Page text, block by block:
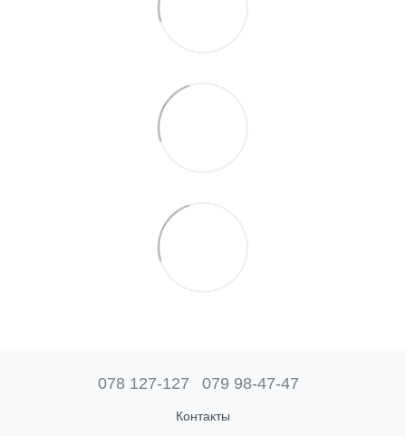
078 127-127 079 98-47-47
Контакты